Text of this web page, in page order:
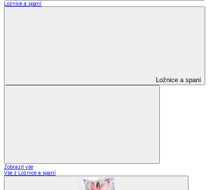
Ložnice a spaní
Ložnice a spaní
Zobrazit vše
Vše z Ložnice a spaní